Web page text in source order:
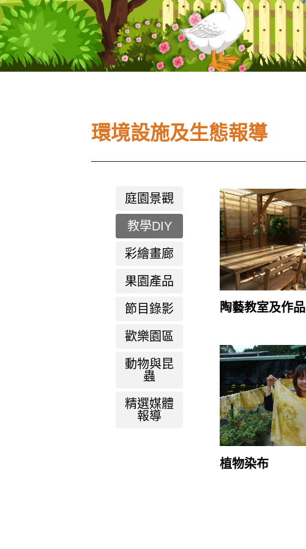
環境設施及生態報導
庭園景觀
教學DIY
彩繪畫廊
果園產品
節目錄影
歡樂園區
動物與昆
蟲
精選媒體
報導
陶藝教室及作品
植物染布